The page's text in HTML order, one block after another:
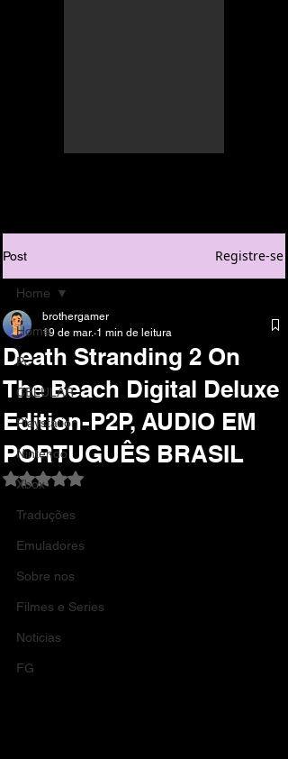
Post Registre-se
Home
Pc
CELULAR
Playstation
Nintendo
Xbox
Traduções
Emuladores
Sobre nos
Filmes e Series
Noticias
FG
Home
Death Stranding 2 On
The Beach Digital Deluxe
Edition-P2P, AUDIO EM
PORTUGUÊS BRASIL
brothergamer
19 de mar. 1 min de leitura
Avaliado com NaN de 5 estrelas.